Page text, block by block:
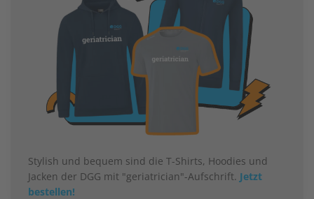
Stylish und bequem sind die T-Shirts, Hoodies und
Jacken der DGG mit "geriatrician"-Aufschrift. Jetzt
bestellen!